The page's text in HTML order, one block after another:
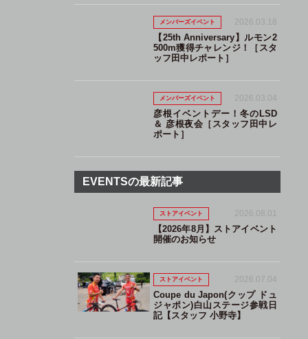
メンバーズイベント 2026.03.18
【25th Anniversary】ルモン2
500m獲得チャレンジ！［スタ
ッフ田中レポート］
メンバーズイベント 2026.03.04
彦根イベントデー！冬のLSD
＆ 彦根夜会［スタッフ田中レ
ポート］
EVENTSの最新記事
ストアイベント 2026.08.01
【2026年8月】ストアイベント
開催のお知らせ
ストアイベント 2026.07.04
Coupe du Japon(クップ ドュ
ジャポン)白山ステージ参戦日
記【スタッフ 小野寺】